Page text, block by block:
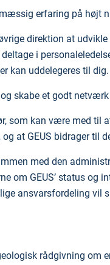
erfaring på højt
direktion at
i
kan uddelegeres til dig.
skabe et godt
som kan være med til
at GEUS bidrager
med den
om GEUS’ status og
ansvarsfordeling vil
rådgivning